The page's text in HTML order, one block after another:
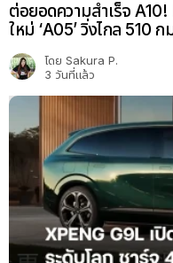
ต่อยอดความสำเร็จ
ใหม่ ‘A05’ วิ่งไกล 510
โดย Sakura P.
3 วันที่แล้ว